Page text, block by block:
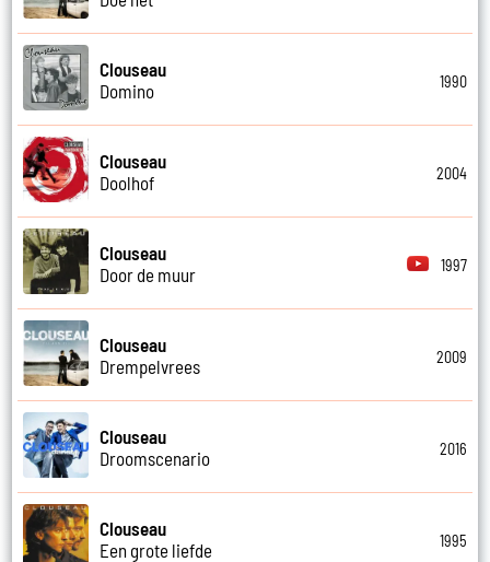
Clouseau
Domino
1990
Clouseau
Doolhof
2004
Clouseau
Door de muur
1997
Clouseau
Drempelvrees
2009
Clouseau
Droomscenario
2016
Clouseau
Een grote liefde
1995